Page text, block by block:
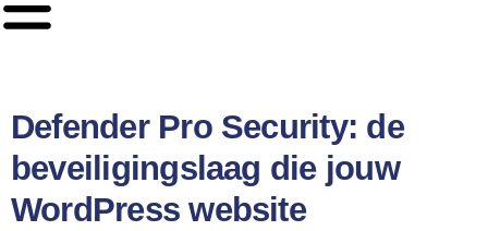
Defender Pro Security: de
beveiligingslaag die jouw
WordPress website